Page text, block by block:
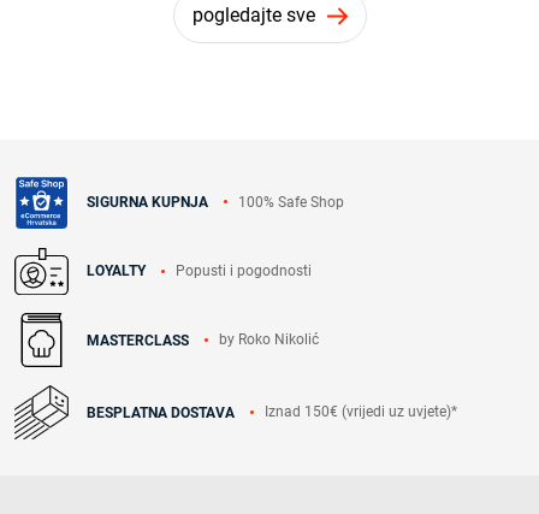
pogledajte sve
SIGURNA KUPNJA 100% Safe Shop
LOYALTY Popusti i pogodnosti
MASTERCLASS by Roko Nikolić
BESPLATNA DOSTAVA Iznad 150€ (vrijedi uz uvjete)*